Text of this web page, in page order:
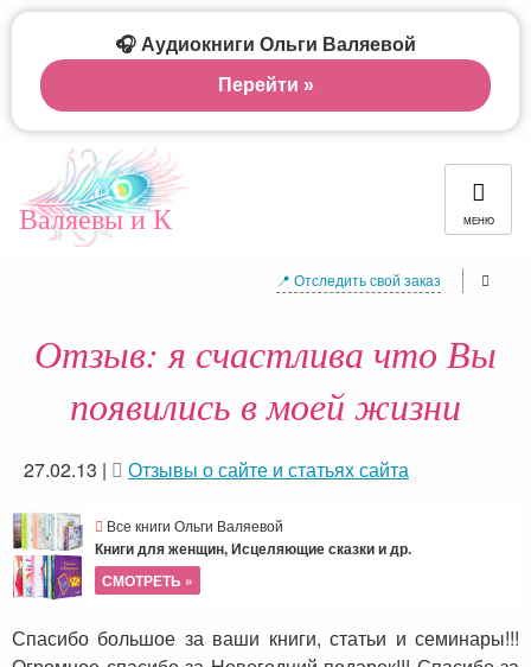
Валяевы и К МЕНЮ
📍 Отследить свой заказ
Отзыв: я счастлива что Вы
появились в моей жизни
27.02.13 | Отзывы о сайте и статьях сайта
Все книги Ольги Валяевой
Книги для женщин, Исцеляющие сказки и др.
СМОТРЕТЬ »
Спасибо большое за ваши книги, статьи и семинары!!!
🎧 Аудиокниги Ольги Валяевой
Перейти »